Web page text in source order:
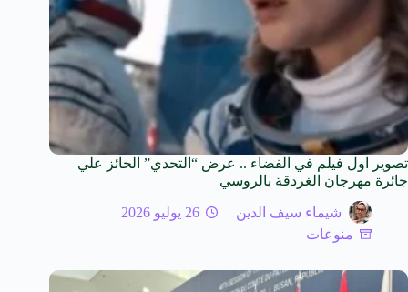
تصوير اول فيلم في الفضاء .. عرض “التحدي” الحائز علي
جائرة مهرجان الغردقة بالروسي
شيماء سيف الدين
26 يوليو 2026
منوعات